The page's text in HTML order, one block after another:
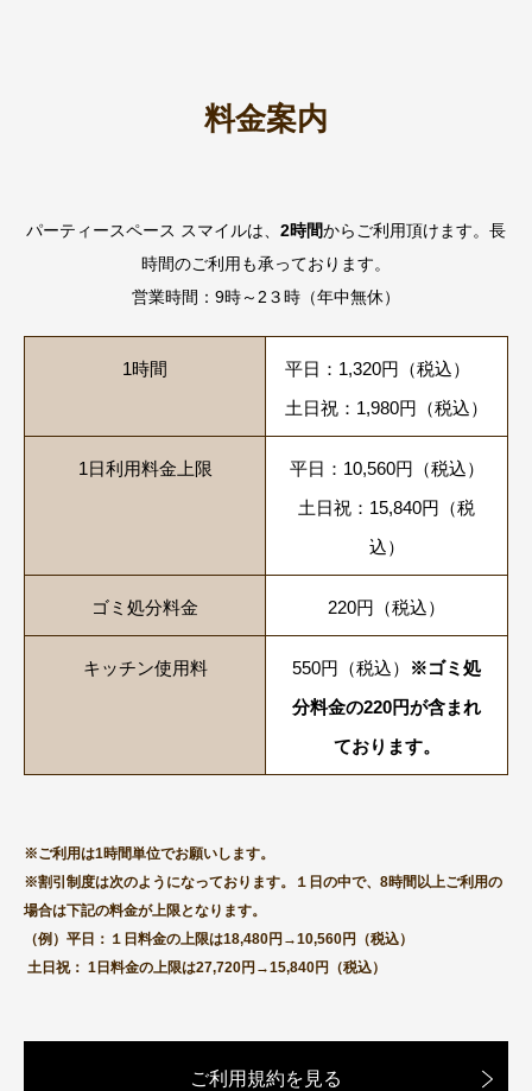
料金案内
パーティースペース スマイルは、 2時間からご利用頂けます。長
時間のご利用も承っております。
営業時間：9時～2３時（年中無休）
1時間
平日：1,320円（税込）
土日祝：1,980円（税込）
1日利用料金上限
平日：10,560円（税込）
土日祝：15,840円（税
込）
ゴミ処分料金 220円（税込）
キッチン使用料 550円（税込）
※ゴミ処
分料金の220円が含まれ
ております。
※ご利用は1時間単位でお願いします。
※割引制度は次のようになっております。１日の中で、8時間以上ご利用の
場合は下記の料金が上限となります。
（例）平日：１日料金の上限は18,480円→10,560円（税込）
土日祝： 1日料金の上限は27,720円→15,840円（税込）
ご利用規約を見る